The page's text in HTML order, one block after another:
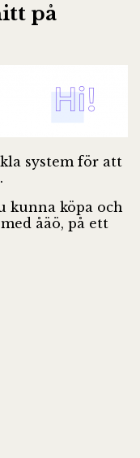
på
system för att
kunna köpa och
åäö, på ett